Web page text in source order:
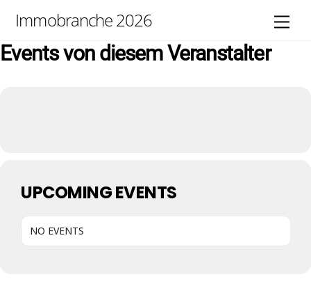
content
Immobranche 2026
Events von diesem Veranstalter
UPCOMING EVENTS
NO EVENTS